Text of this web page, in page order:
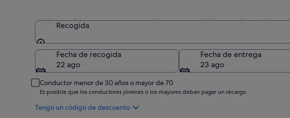
Alquilar un coche en Provincia
Recogida
Recogida
Fecha de recogida
22 ago
Fecha de entrega
23 ago
Conductor menor de 30 años o mayor de 70
Es posible que los conductores jóvenes o los mayores deban pagar un recargo.
Tengo un código de descuento